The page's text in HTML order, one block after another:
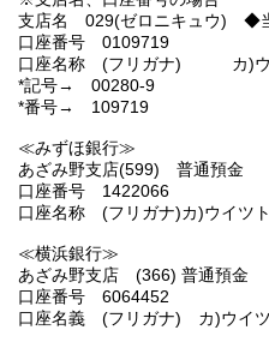
支店名 029(ゼロニキュウ) ◆
口座番号 0109719
口座名称 (フリガナ) カ)ウ
*記号→ 00280-9
*番号→ 109719
≪みずほ銀行≫
あざみ野支店(599) 普通預金
口座番号 1422066
口座名称 (フリガナ)カ)ウイツ
≪横浜銀行≫
あざみ野支店 (366) 普通預金
口座番号 6064452
口座名義 (フリガナ) カ)ウイ